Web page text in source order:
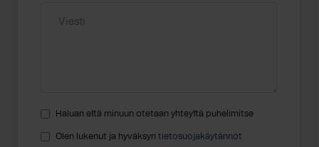
Haluan että minuun otetaan yhteyttä puhelimitse
Olen lukenut ja hyväksyn tietosuojakäytännöt